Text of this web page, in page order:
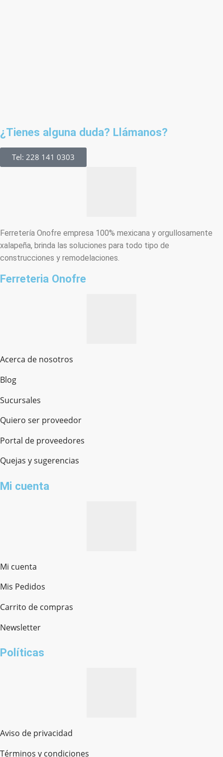
¿Tienes alguna duda? Llámanos?
Tel: 228 141 0303
Ferretería Onofre empresa 100% mexicana y orgullosamente
xalapeña, brinda las soluciones para todo tipo de
construcciones y remodelaciones.
Ferreteria Onofre
Acerca de nosotros
Blog
Sucursales
Quiero ser proveedor
Portal de proveedores
Quejas y sugerencias
Mi cuenta
Mi cuenta
Mis Pedidos
Carrito de compras
Newsletter
Políticas
Aviso de privacidad
Términos y condiciones